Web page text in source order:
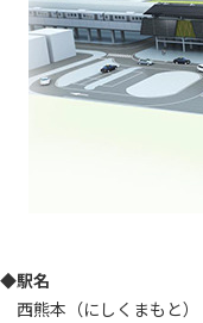
◆駅名
西熊本（にしくまもと）